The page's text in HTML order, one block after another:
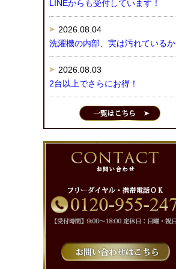
LINEからも受付しています！
2026.08.04
洗濯機の内部、実は汚れているか
2026.08.03
2台以上でさらにお得！